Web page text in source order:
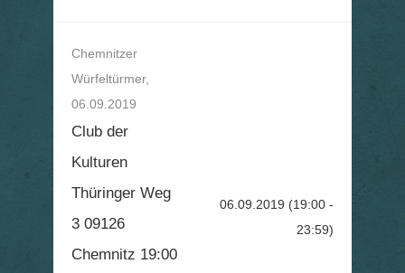
Chemnitzer
Würfeltürmer,
06.09.2019
Club der
Kulturen
Thüringer Weg
3 09126
Chemnitz 19:00
06.09.2019 (19:00 -
23:59)